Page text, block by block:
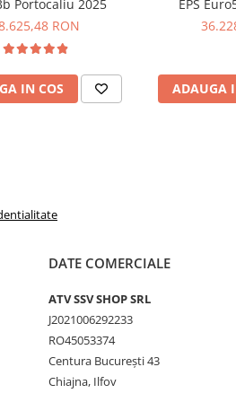
Portocaliu 2025
RON
IN COS
EPS
ADAUGA
DATE COMERCIALE
ATV SSV SHOP SRL
J2021006292233
RO45053374
Centura București 43
Chiajna, Ilfov